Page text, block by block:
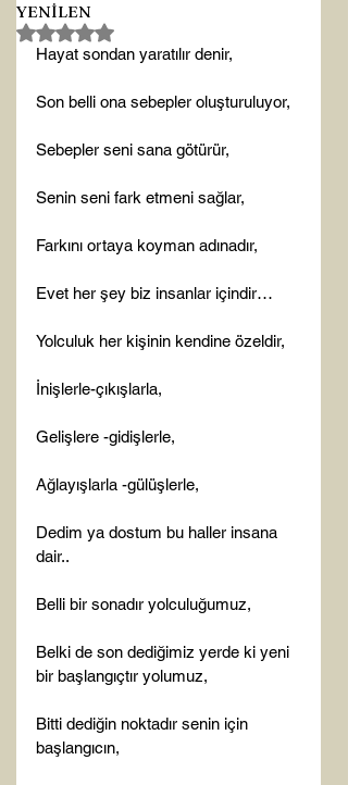
YENİLEN
5 üzerinden NaN yıldız
Hayat sondan yaratılır denir,
Son belli ona sebepler oluşturuluyor,
Sebepler seni sana götürür,
Senin seni fark etmeni sağlar,
Farkını ortaya koyman adınadır,
Evet her şey biz insanlar içindir…
Yolculuk her kişinin kendine özeldir,
İnişlerle-çıkışlarla,
Gelişlere -gidişlerle,
Ağlayışlarla -gülüşlerle,
Dedim ya dostum bu haller insana
dair..
Belli bir sonadır yolculuğumuz,
Belki de son dediğimiz yerde ki yeni
bir başlangıçtır yolumuz,
Bitti dediğin noktadır senin için
başlangıcın,